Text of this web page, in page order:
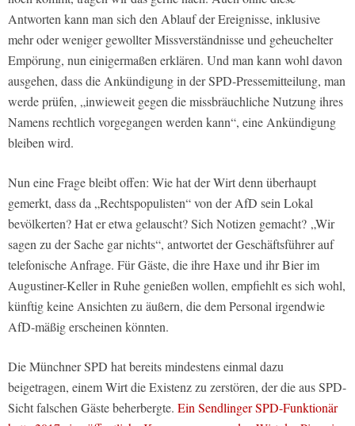
Antworten kann man sich den Ablauf der Ereignisse, inklusive
mehr oder weniger gewollter Missverständnisse und geheuchelter
Empörung, nun einigermaßen erklären. Und man kann wohl davon
ausgehen, dass die Ankündigung in der SPD-Pressemitteilung, man
werde prüfen, „inwieweit gegen die missbräuchliche Nutzung ihres
Namens rechtlich vorgegangen werden kann“, eine Ankündigung
bleiben wird.
Nun eine Frage bleibt offen: Wie hat der Wirt denn überhaupt
gemerkt, dass da „Rechtspopulisten“ von der AfD sein Lokal
bevölkerten? Hat er etwa gelauscht? Sich Notizen gemacht? „Wir
sagen zu der Sache gar nichts“, antwortet der Geschäftsführer auf
telefonische Anfrage. Für Gäste, die ihre Haxe und ihr Bier im
Augustiner-Keller in Ruhe genießen wollen, empfiehlt es sich wohl,
künftig keine Ansichten zu äußern, die dem Personal irgendwie
AfD-mäßig erscheinen könnten.
Die Münchner SPD hat bereits mindestens einmal dazu
beigetragen, einem Wirt die Existenz zu zerstören, der die aus SPD-
Sicht falschen Gäste beherbergte. Ein Sendlinger SPD-Funktionär